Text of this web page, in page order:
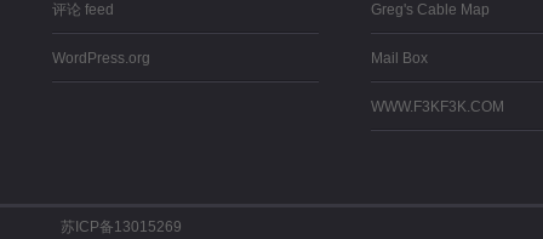
评论 feed
WordPress.org
Greg's Cable Map
Mail Box
WWW.F3KF3K.COM
苏ICP备13015269